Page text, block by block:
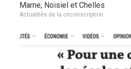
Marne, Noisiel et Chelles
Actualités de la circonscription